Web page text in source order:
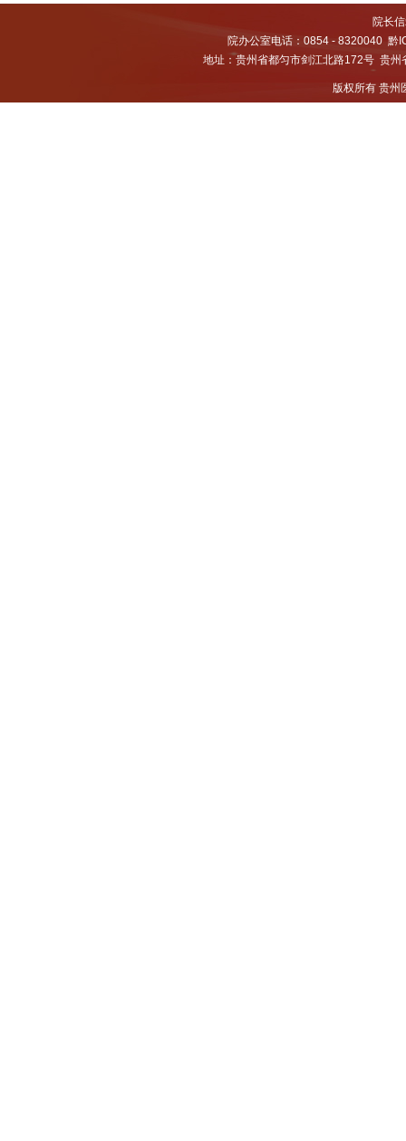
院长
院办公室电话：0854 - 8320040黔
地址：贵州省都匀市剑江北路172号 贵
版权所有 贵州